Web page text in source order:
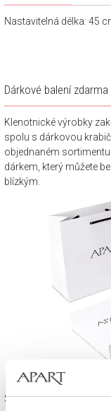
Nastavitelná délka: 45
Dárkové balení zdarma
Klenotnické výrobky
spolu s dárkovou
objednaném
dárkem, který můžete
blízkým.
Sada výrobků